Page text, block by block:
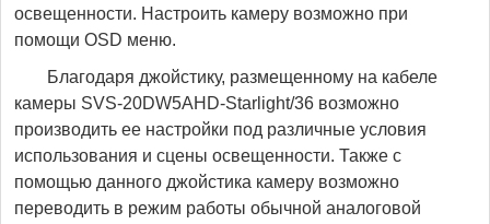
освещенности. Настроить камеру возможно при
помощи OSD меню.
Благодаря джойстику, размещенному на кабеле
камеры SVS-20DW5AHD-Starlight/36 возможно
производить ее настройки под различные условия
использования и сцены освещенности. Также с
помощью данного джойстика камеру возможно
переводить в режим работы обычной аналоговой